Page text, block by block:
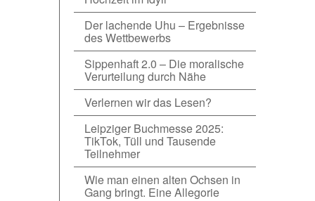
Der lachende Uhu – Ergebnisse
des Wettbewerbs
Sippenhaft 2.0 – Die moralische
Verurteilung durch Nähe
Verlernen wir das Lesen?
Leipziger Buchmesse 2025:
TikTok, Tüll und Tausende
Teilnehmer
Wie man einen alten Ochsen in
Gang bringt. Eine Allegorie